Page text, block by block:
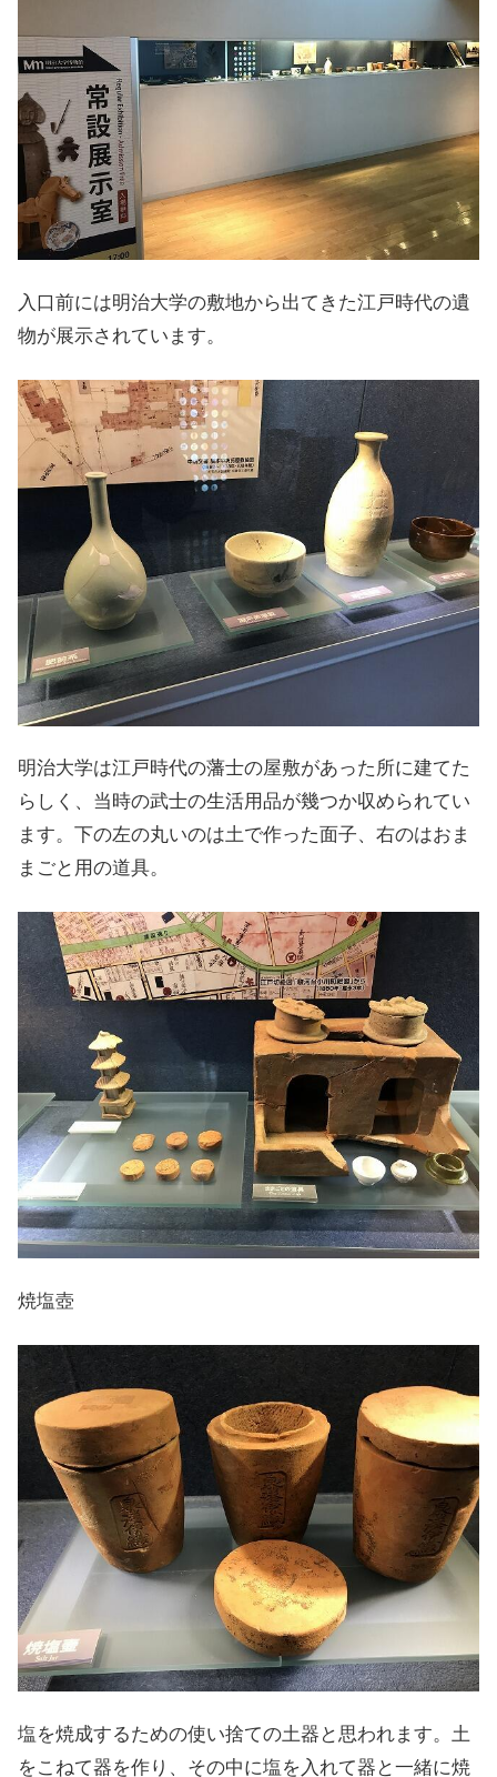
入口前には明治大学の敷地から出てきた江戸時代の遺
物が展示されています。
明治大学は江戸時代の藩士の屋敷があった所に建てた
らしく、当時の武士の生活用品が幾つか収められてい
ます。下の左の丸いのは土で作った面子、右のはおま
まごと用の道具。
焼塩壺
塩を焼成するための使い捨ての土器と思われます。土
をこねて器を作り、その中に塩を入れて器と一緒に焼